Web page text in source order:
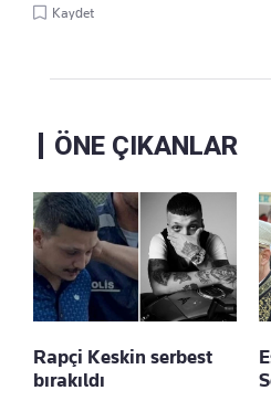
Kaydet
ÖNE ÇIKANLAR
Rapçi Keskin serbest
bırakıldı